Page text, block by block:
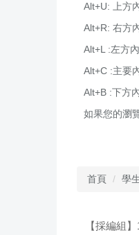
Alt+U: 上方
Alt+R: 右方
Alt+L :左方
Alt+C :主要
Alt+B :下方
如果您的瀏
首頁 學
【採編組